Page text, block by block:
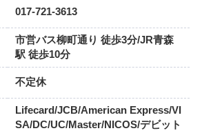
017-721-3613
市営バス柳町通り 徒歩3分/JR青森
駅 徒歩10分
不定休
Lifecard/JCB/American Express/VI
SA/DC/UC/Master/NICOS/デビット